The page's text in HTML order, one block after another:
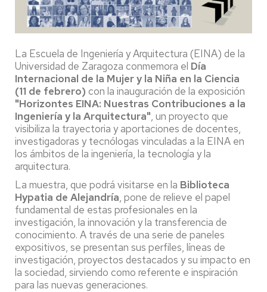
La Escuela de Ingeniería y Arquitectura (EINA) de la
Universidad de Zaragoza conmemora el Día
Internacional de la Mujer y la Niña en la Ciencia
(11 de febrero) con la inauguración de la exposición
"Horizontes EINA: Nuestras Contribuciones a la
Ingeniería y la Arquitectura", un proyecto que
visibiliza la trayectoria y aportaciones de docentes,
investigadoras y tecnólogas vinculadas a la EINA en
los ámbitos de la ingeniería, la tecnología y la
arquitectura.
La muestra, que podrá visitarse en la Biblioteca
Hypatia de Alejandría, pone de relieve el papel
fundamental de estas profesionales en la
investigación, la innovación y la transferencia de
conocimiento. A través de una serie de paneles
expositivos, se presentan sus perfiles, líneas de
investigación, proyectos destacados y su impacto en
la sociedad, sirviendo como referente e inspiración
para las nuevas generaciones.